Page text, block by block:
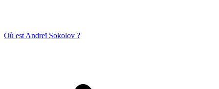
Où est Andreï Sokolov ?